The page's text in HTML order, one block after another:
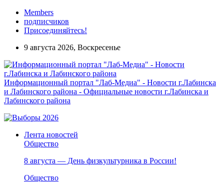
Members
подписчиков
Присоединяйтесь!
9 августа 2026, Воскресенье
Информационный портал "Лаб-Медиа" - Новости г.Лабинска
и Лабинского района - Официальные новости г.Лабинска и
Лабинского района
Лента новостей
Общество
8 августа — День физкультурника в России!
Общество